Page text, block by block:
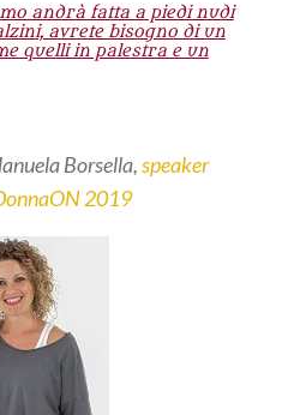
andrà fatta a piedi nudi
avrete bisogno di un
quelli in palestra e un
Borsella,speaker
2019